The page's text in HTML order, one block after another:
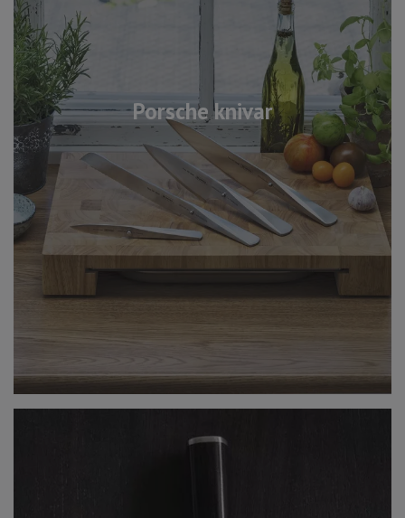
Porsche knivar